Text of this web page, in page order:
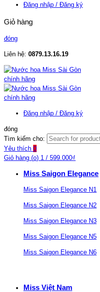
Đăng nhập / Đăng ký
Giỏ hàng
đóng
Liên hệ: 0879.13.16.19
Đăng nhập / Đăng ký
đóng
Tìm kiếm cho:
Yêu thích 0
Giỏ hàng (o) 1 / 599.000₫
Miss Saigon Elegance
Miss Saigon Elegance N1
Miss Saigon Elegance N2
Miss Saigon Elegance N3
Miss Saigon Elegance N5
Miss Saigon Elegance N6
Miss Việt Nam